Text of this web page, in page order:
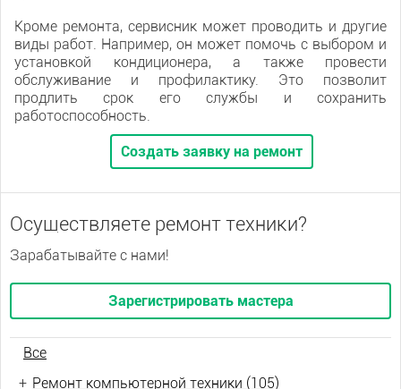
Кроме ремонта, сервисник может проводить и другие
виды работ. Например, он может помочь с выбором и
установкой кондиционера, а также провести
обслуживание и профилактику. Это позволит
продлить срок его службы и сохранить
работоспособность.
Создать заявку на ремонт
Осуществляете ремонт техники?
Зарабатывайте с нами!
Зарегистрировать мастера
Все
+ Ремонт компьютерной техники (105)